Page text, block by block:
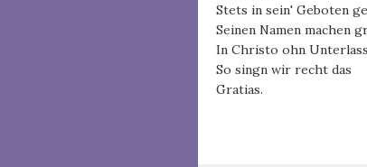
Stets in sein' Geboten
Seinen Namen machen
In Christo ohn
So singn wir recht das
Gratias.